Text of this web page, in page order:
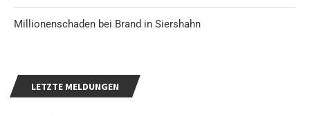
Millionenschaden bei Brand in Siershahn
LETZTE MELDUNGEN